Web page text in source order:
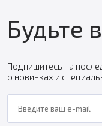
Будьте
Подпишитесь на
о новинках и